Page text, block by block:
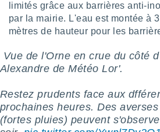
ce site
IP et
limités grâce aux barrières anti-
par la mairie. L'eau est montée à
mètres de hauteur pour les
Vue de l'Orne en crue du côté
Alexandre de Météo Lor'.
Restez prudents face aux
prochaines heures. Des
(fortes pluies) peuvent